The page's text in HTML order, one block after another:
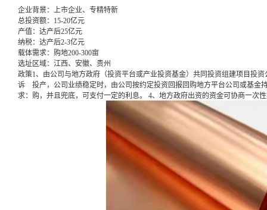
企业背景：上市企业、专精特新
总投资额： 15-20亿元
产值： 达产后25亿元
纳税： 达产后2-3亿元
载体需求： 购地200-300亩
选址区域： 江西、安徽、贵州
政策
诉
求：
1、由公司与地方政府（投资平台或产业投资基金）共同投资组建项目投
投产，公司业绩稳定时，由公司按约定投资回报回购地方平台公司或基金
购，并且兜底，可支付一定的利息。 4、地方政府出资的资金可协商一次